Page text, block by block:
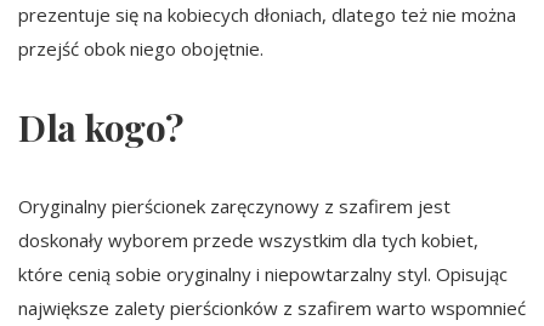
prezentuje się na kobiecych dłoniach, dlatego też nie można
przejść obok niego obojętnie.
Dla kogo?
Oryginalny pierścionek zaręczynowy z szafirem jest
doskonały wyborem przede wszystkim dla tych kobiet,
które cenią sobie oryginalny i niepowtarzalny styl. Opisując
największe zalety pierścionków z szafirem warto wspomnieć